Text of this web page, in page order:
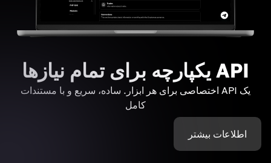
API یکپارچه برای تمام نیازها
یک API اختصاصی برای هر ابزار. ساده، سریع و با مستندات
کامل
اطلاعات بیشتر